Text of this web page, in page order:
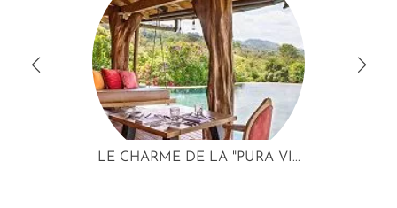
LE CHARME DE LA "PURA VI...